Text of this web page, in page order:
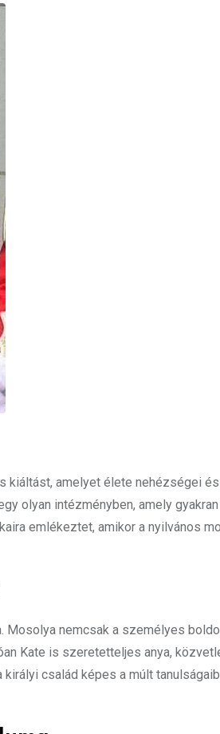
kiáltást, amelyet élete nehézségei
olyan intézményben, amely
emlékeztet, amikor a nyilvános
nemcsak a személyes
Kate is szeretetteljes anya,
család képes a múlt